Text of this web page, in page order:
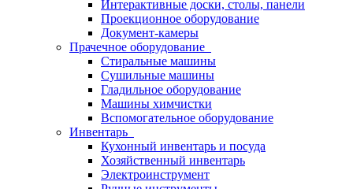
Интерактивные доски, столы, панели
Проекционное оборудование
Документ-камеры
Прачечное оборудование
Стиральные машины
Сушильные машины
Гладильное оборудование
Машины химчистки
Вспомогательное оборудование
Инвентарь
Кухонный инвентарь и посуда
Хозяйственный инвентарь
Электроинструмент